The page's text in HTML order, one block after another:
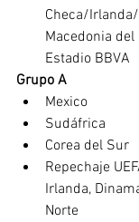
Checa/
Macedonia
Estadio BBVA
Grupo A
Mexico
Sudáfrica
Corea del Sur
Repechaje
Irlanda,
Norte